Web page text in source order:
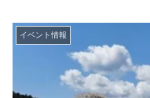
イベント情報